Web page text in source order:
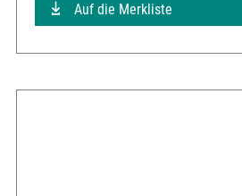
Auf die Merkliste